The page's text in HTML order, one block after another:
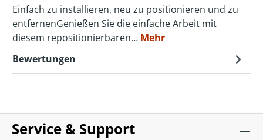
Einfach zu installieren, neu zu positionieren und zu
entfernenGenießen Sie die einfache Arbeit mit
diesem repositionierbaren… Mehr
Bewertungen
Service & Support